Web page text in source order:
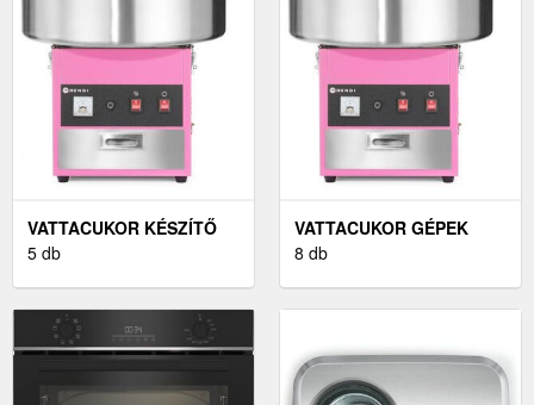
VATTACUKOR KÉSZÍTŐ
5 db
VATTACUKOR GÉPEK
8 db